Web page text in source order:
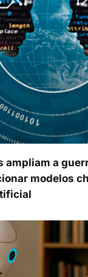
ampliam a
modelos